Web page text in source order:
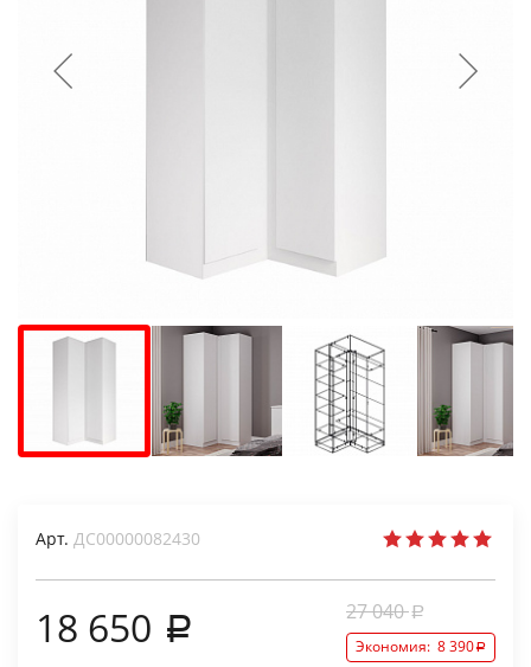
Арт. ДС00000082430
18 650 27 040
Экономия: 8 390